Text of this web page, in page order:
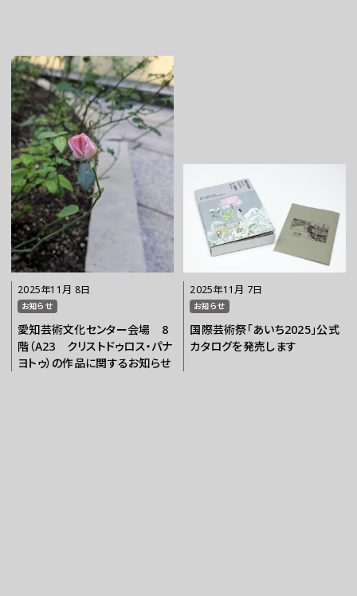
2025年11月 8日
お知らせ
愛知芸術文化センター会場 8
階（A23 クリストドゥロス・パナ
ヨトゥ）の作品に関するお知らせ
2025年11月 7日
お知らせ
国際芸術祭「あいち2025」公式
カタログを発売します